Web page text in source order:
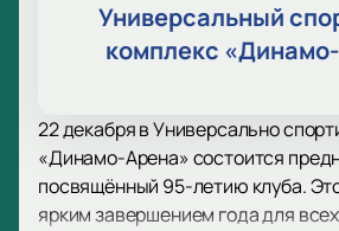
Универсальный
комплекс
22 декабря в Универсально
«Динамо-Арена» состоится
посвящённый 95-летию клуба.
ярким завершением года для